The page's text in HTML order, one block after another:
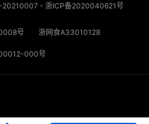
20210007 - 浙ICP备2020040621号
号
浙网食A33010128
000号